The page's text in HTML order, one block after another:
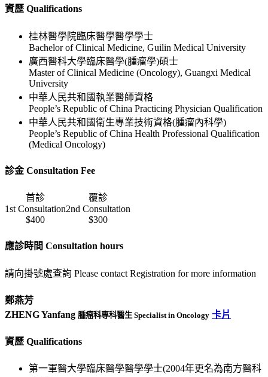
資歷 Qualifications
桂林醫學院臨床醫學醫學學士
Bachelor of Clinical Medicine, Guilin Medical University
廣西醫科大學臨床醫學(腫瘤學)碩士
Master of Clinical Medicine (Oncology), Guangxi Medical
University
中華人民共和國執業醫師資格
People’s Republic of China Practicing Physician Qualification
中華人民共和國衛生專業技術資格(腫瘤內科學)
People’s Republic of China Health Professional Qualification
(Medical Oncology)
診金 Consultation Fee
首診
1st Consultation
覆診
2nd Consultation
$400
$300
應診時間 Consultation hours
請向掛號處查詢 Please contact Registration for more information
鄭燕芳
ZHENG Yanfang 腫瘤科專科醫生 Specialist in Oncology 卡片
資歷 Qualifications
第一軍醫大學臨床醫學醫學學士(2004年更名為南方醫科